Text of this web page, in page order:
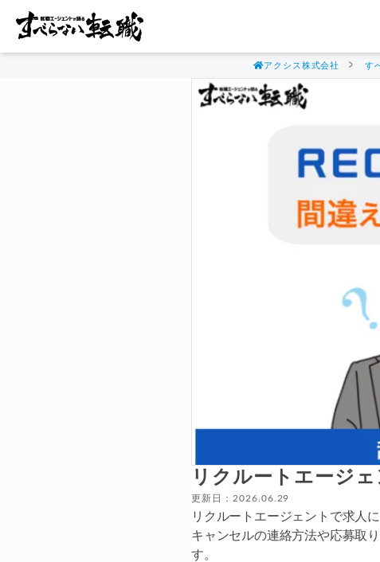
アクシス株式会社 す
リクルートエージ
更新日：2026.06.29
リクルートエージェントで求人
キャンセルの連絡方法や応募取
す。